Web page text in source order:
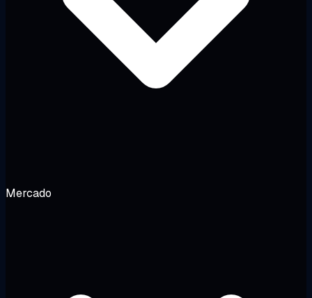
Mercado